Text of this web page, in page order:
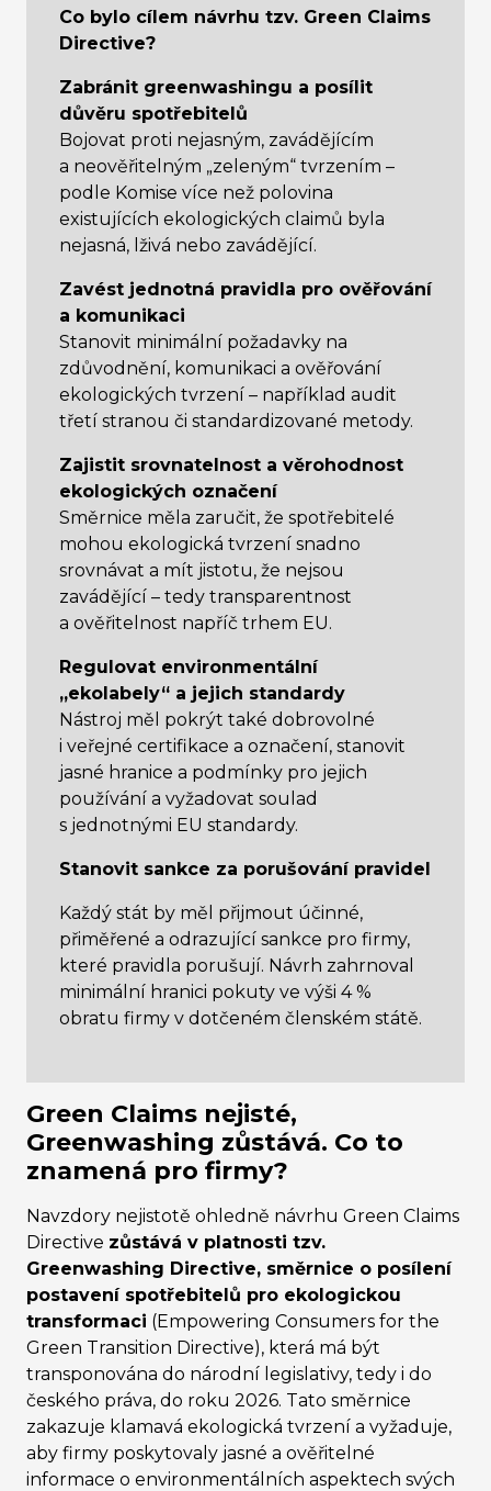
Co bylo cílem návrhu tzv. Green Claims
Directive?
Zabránit greenwashingu a posílit
důvěru spotřebitelů
Bojovat proti nejasným, zavádějícím
a neověřitelným „zeleným“ tvrzením –
podle Komise více než polovina
existujících ekologických claimů byla
nejasná, lživá nebo zavádějící.
Zavést jednotná pravidla pro ověřování
a komunikaci
Stanovit minimální požadavky na
zdůvodnění, komunikaci a ověřování
ekologických tvrzení – například audit
třetí stranou či standardizované metody.
Zajistit srovnatelnost a věrohodnost
ekologických označení
Směrnice měla zaručit, že spotřebitelé
mohou ekologická tvrzení snadno
srovnávat a mít jistotu, že nejsou
zavádějící – tedy transparentnost
a ověřitelnost napříč trhem EU.
Regulovat environmentální
„ekolabely“ a jejich standardy
Nástroj měl pokrýt také dobrovolné
i veřejné certifikace a označení, stanovit
jasné hranice a podmínky pro jejich
používání a vyžadovat soulad
s jednotnými EU standardy.
Stanovit sankce za porušování pravidel
Každý stát by měl přijmout účinné,
přiměřené a odrazující sankce pro firmy,
které pravidla porušují. Návrh zahrnoval
minimální hranici pokuty ve výši 4 %
obratu firmy v dotčeném členském státě.
Green Claims nejisté,
Greenwashing zůstává. Co to
znamená pro firmy?
Navzdory nejistotě ohledně návrhu Green Claims
Directive zůstává v platnosti tzv.
Greenwashing Directive, směrnice o posílení
postavení spotřebitelů pro ekologickou
transformaci (Empowering Consumers for the
Green Transition Directive), která má být
transponována do národní legislativy, tedy i do
českého práva, do roku 2026. Tato směrnice
zakazuje klamavá ekologická tvrzení a vyžaduje,
aby firmy poskytovaly jasné a ověřitelné
informace o environmentálních aspektech svých